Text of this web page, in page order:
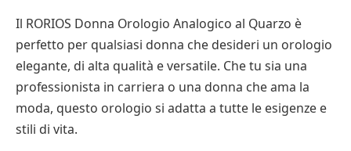
Il RORIOS Donna Orologio Analogico al Quarzo è
perfetto per qualsiasi donna che desideri un orologio
elegante, di alta qualità e versatile. Che tu sia una
professionista in carriera o una donna che ama la
moda, questo orologio si adatta a tutte le esigenze e
stili di vita.